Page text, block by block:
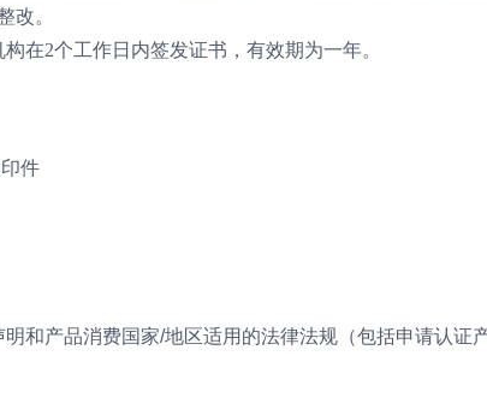
改。
在2个工作日内签发证书，有效期为一年。
件
和产品消费国家/地区适用的法律法规（包括申请认证